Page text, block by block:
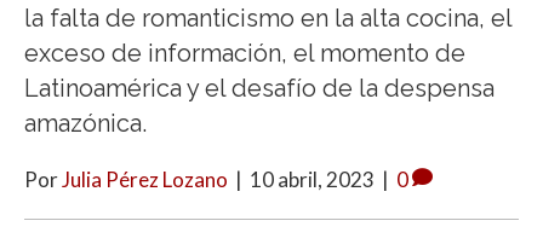
la falta de romanticismo en la alta cocina, el
exceso de información, el momento de
Latinoamérica y el desafío de la despensa
amazónica.
PorJulia Pérez Lozano | 10 abril, 2023 | 0